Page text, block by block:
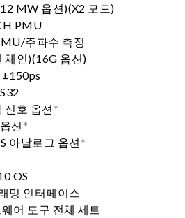
MW 옵션)(X2 모드)
PMU
주파수 측정
체인)(16G 옵션)
±150ps
호 옵션 *
션 *
아날로그 옵션 *
OS
밍 인터페이스
어 도구 전체 세트